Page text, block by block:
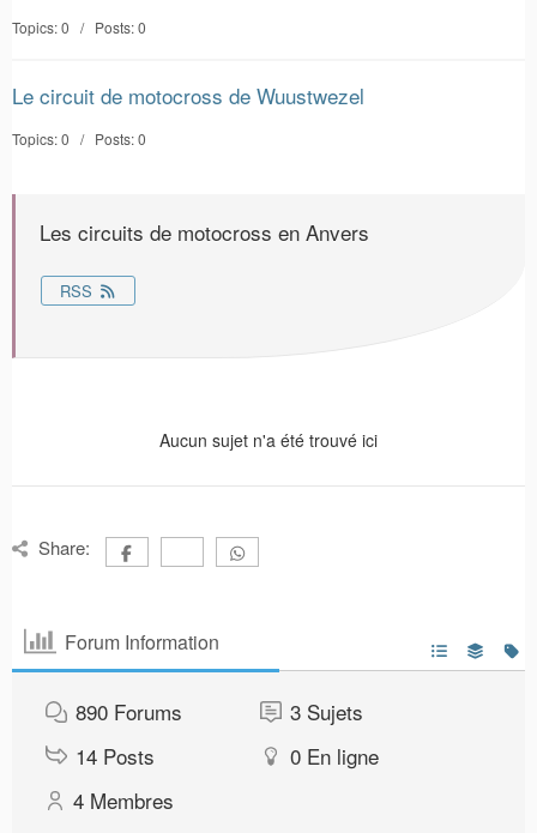
Topics: 0 / Posts: 0
Le circuit de motocross de Wuustwezel
Topics: 0 / Posts: 0
Les circuits de motocross en Anvers
RSS
Aucun sujet n'a été trouvé ici
Share:
Forum Information
890 Forums 3 Sujets
14 Posts 0 En ligne
4 Membres